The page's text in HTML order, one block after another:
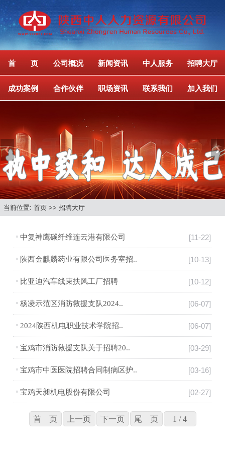
首 页 公司概况 新闻资讯 中人服务 招聘大厅
成功案例 合作伙伴 职场资讯 联系我们 加入我们
Previous Next
当前位置: 首页 >> 招聘大厅
中复神鹰碳纤维连云港有限公司 [11-22]
陕西金麒麟药业有限公司医务室招.. [10-13]
比亚迪汽车线束扶风工厂招聘 [10-12]
杨凌示范区消防救援支队2024.. [06-07]
2024陕西机电职业技术学院招.. [06-07]
宝鸡市消防救援支队关于招聘20.. [03-29]
宝鸡市中医医院招聘合同制病区护.. [03-16]
宝鸡天昶机电股份有限公司 [02-27]
首 页 上一页 下一页 尾 页 1 / 4